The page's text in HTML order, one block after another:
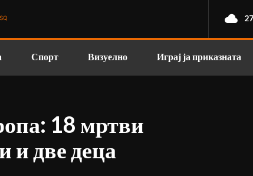
Спорт Визуелно Играј ја приказната
18 мртви
и две деца
SQ